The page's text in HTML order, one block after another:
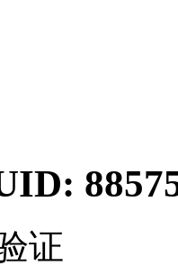
证